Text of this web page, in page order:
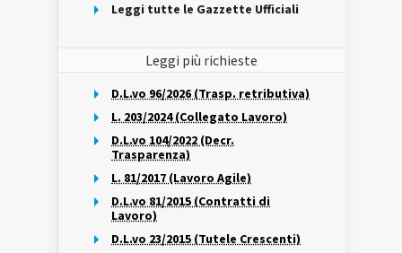
Leggi tutte le Gazzette Ufficiali
Leggi più richieste
D.L.vo 96/2026 (Trasp. retributiva)
L. 203/2024 (Collegato Lavoro)
D.L.vo 104/2022 (Decr.
Trasparenza)
L. 81/2017 (Lavoro Agile)
D.L.vo 81/2015 (Contratti di
Lavoro)
D.L.vo 23/2015 (Tutele Crescenti)